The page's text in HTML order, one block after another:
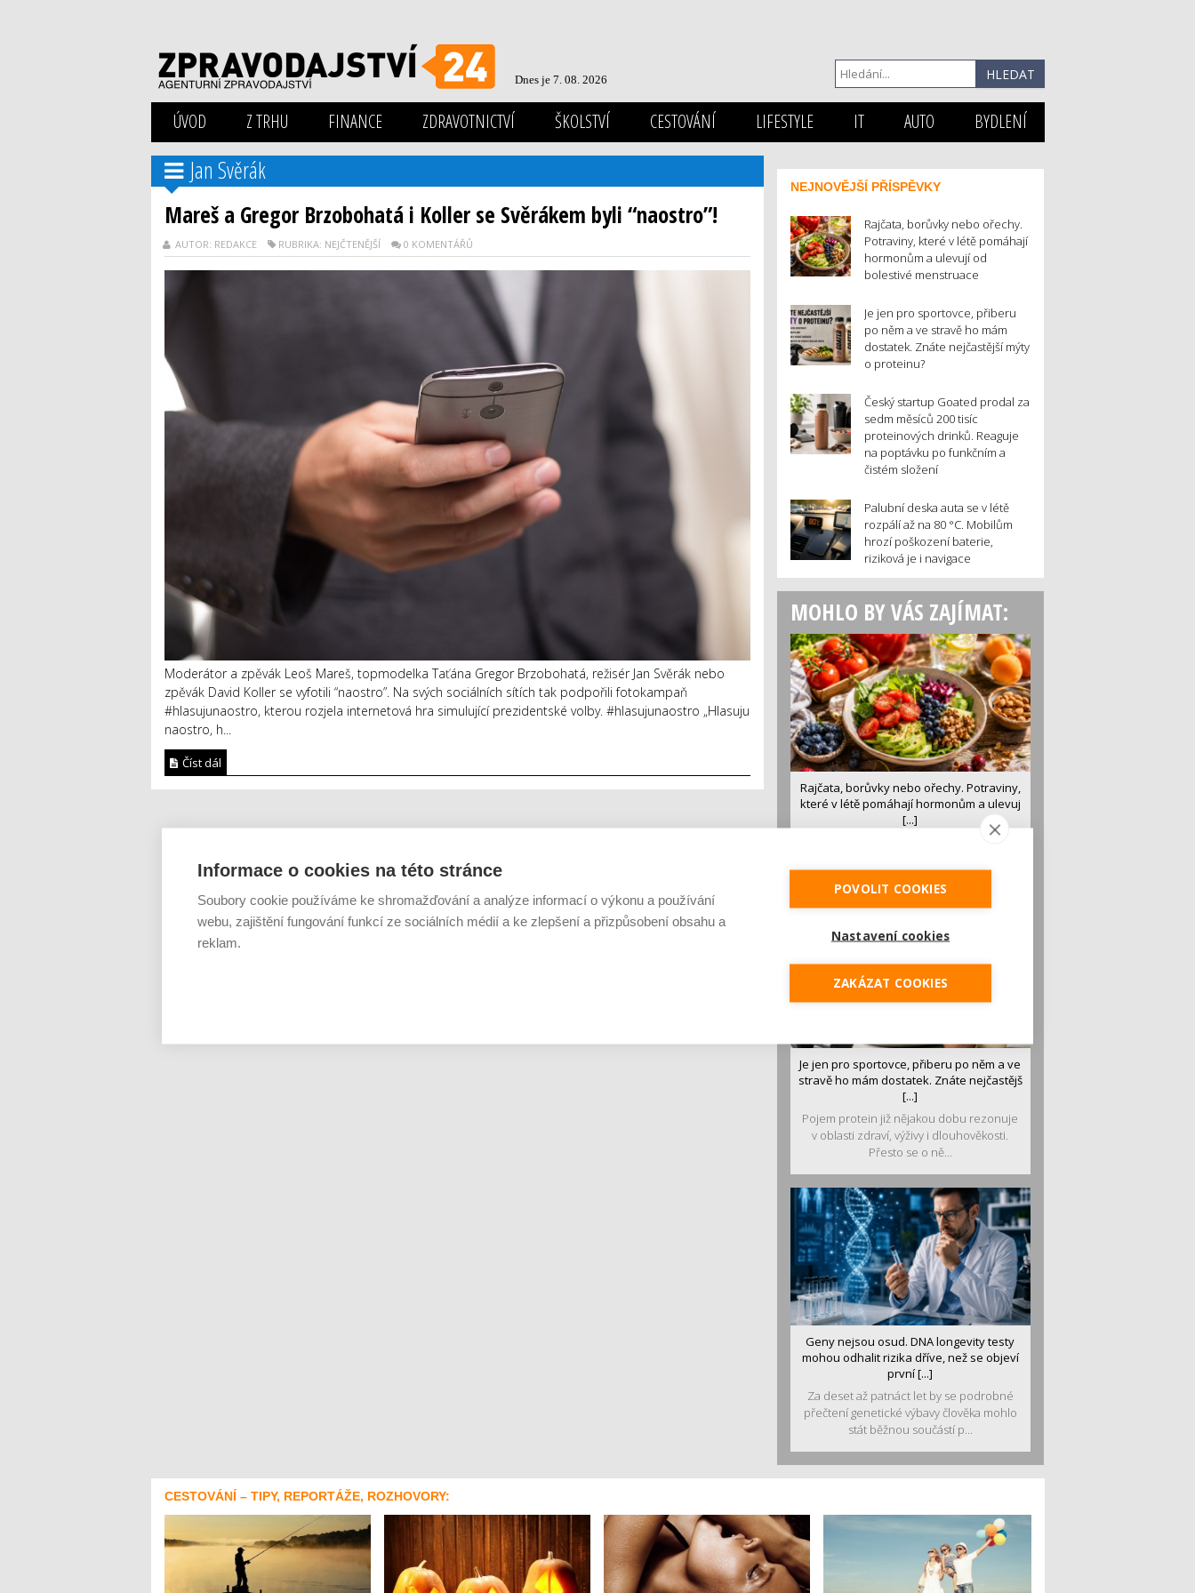
Dnes je 7. 08. 2026
ÚVOD Z TRHU FINANCE ZDRAVOTNICTVÍ ŠKOLSTVÍ CESTOVÁNÍ LIFESTYLE IT AUTO BYDLENÍ
Jan Svěrák
Mareš a Gregor Brzobohatá i Koller se Svěrákem byli “naostro”!
AUTOR: REDAKCE RUBRIKA: NEJČTENĚJŠÍ 0 KOMENTÁŘŮ
Moderátor a zpěvák Leoš Mareš, topmodelka Taťána Gregor Brzobohatá, režisér Jan Svěrák nebo
zpěvák David Koller se vyfotili “naostro”. Na svých sociálních sítích tak podpořili fotokampaň
#hlasujunaostro, kterou rozjela internetová hra simulující prezidentské volby. #hlasujunaostro „Hlasuju
naostro, h...
Číst dál
NEJNOVĚJŠÍ PŘÍSPĚVKY
Rajčata, borůvky nebo ořechy.
Potraviny, které v létě pomáhají
hormonům a ulevují od
bolestivé menstruace
Je jen pro sportovce, přiberu
po něm a ve stravě ho mám
dostatek. Znáte nejčastější mýty
o proteinu?
Český startup Goated prodal za
sedm měsíců 200 tisíc
proteinových drinků. Reaguje
na poptávku po funkčním a
čistém složení
Palubní deska auta se v létě
rozpálí až na 80 °C. Mobilům
hrozí poškození baterie,
riziková je i navigace
MOHLO BY VÁS ZAJÍMAT:
Rajčata, borůvky nebo ořechy. Potraviny,
které v létě pomáhají hormonům a ulevuj
[...]
luštěniny jsou práv...
Je jen pro sportovce, přiberu po něm a ve
stravě ho mám dostatek. Znáte nejčastějš
[...]
Pojem protein již nějakou dobu rezonuje
v oblasti zdraví, výživy i dlouhověkosti.
Přesto se o ně...
Geny nejsou osud. DNA longevity testy
mohou odhalit rizika dříve, než se objeví
první [...]
Za deset až patnáct let by se podrobné
přečtení genetické výbavy člověka mohlo
stát běžnou součástí p...
CESTOVÁNÍ – TIPY, REPORTÁŽE, ROZHOVORY:
Informace o cookies na této stránce
Soubory cookie používáme ke shromažďování a analýze informací o výkonu a používání
webu, zajištění fungování funkcí ze sociálních médií a ke zlepšení a přizpůsobení obsahu a
reklam.
POVOLIT COOKIES
Nastavení cookies
ZAKÁZAT COOKIES